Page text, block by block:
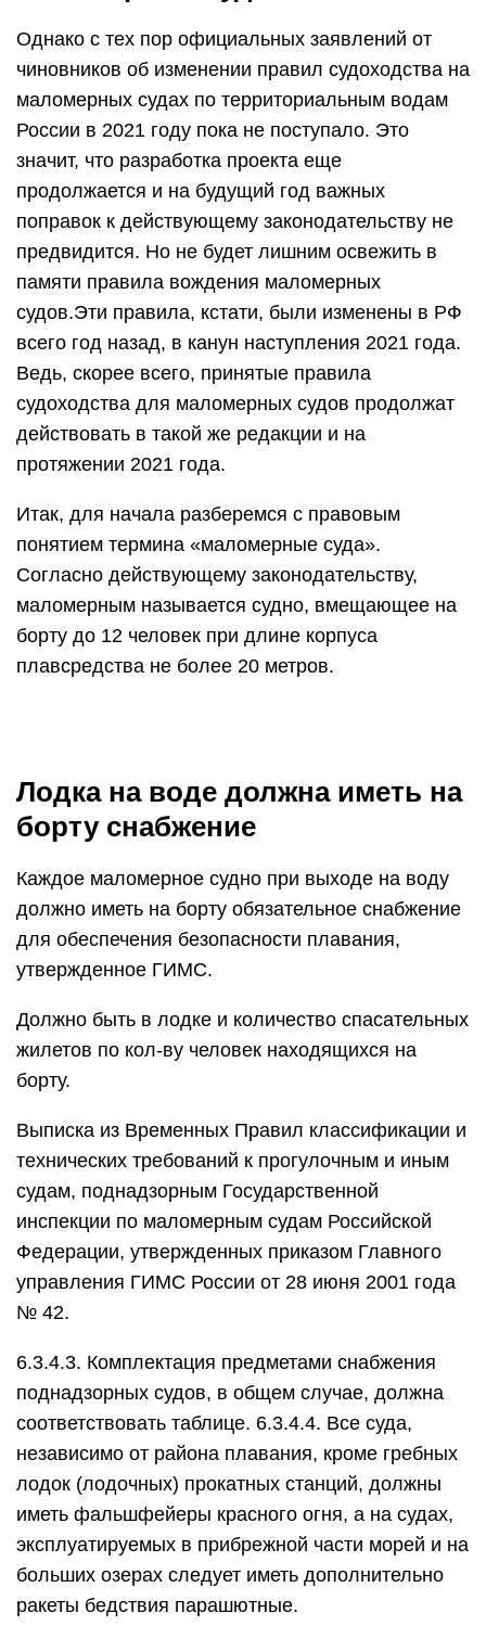
Однако с тех пор официальных заявлений от
чиновников об изменении правил судоходства на
маломерных судах по территориальным водам
России в 2021 году пока не поступало. Это
значит, что разработка проекта еще
продолжается и на будущий год важных
поправок к действующему законодательству не
предвидится. Но не будет лишним освежить в
памяти правила вождения маломерных
судов.Эти правила, кстати, были изменены в РФ
всего год назад, в канун наступления 2021 года.
Ведь, скорее всего, принятые правила
судоходства для маломерных судов продолжат
действовать в такой же редакции и на
протяжении 2021 года.
Итак, для начала разберемся с правовым
понятием термина «маломерные суда».
Согласно действующему законодательству,
маломерным называется судно, вмещающее на
борту до 12 человек при длине корпуса
плавсредства не более 20 метров.
Лодка на воде должна иметь на
борту снабжение
Каждое маломерное судно при выходе на воду
должно иметь на борту обязательное снабжение
для обеспечения безопасности плавания,
утвержденное ГИМС.
Должно быть в лодке и количество спасательных
жилетов по кол-ву человек находящихся на
борту.
Выписка из Временных Правил классификации и
технических требований к прогулочным и иным
судам, поднадзорным Государственной
инспекции по маломерным судам Российской
Федерации, утвержденных приказом Главного
управления ГИМС России от 28 июня 2001 года
№ 42.
6.3.4.3. Комплектация предметами снабжения
поднадзорных судов, в общем случае, должна
соответствовать таблице. 6.3.4.4. Все суда,
независимо от района плавания, кроме гребных
лодок (лодочных) прокатных станций, должны
иметь фальшфейеры красного огня, а на судах,
эксплуатируемых в прибрежной части морей и на
больших озерах следует иметь дополнительно
ракеты бедствия парашютные.